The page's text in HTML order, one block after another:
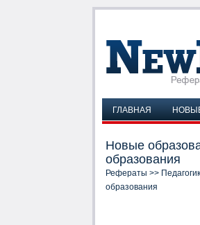
ГЛАВНАЯ
Новые
образования
Рефераты >>
образования